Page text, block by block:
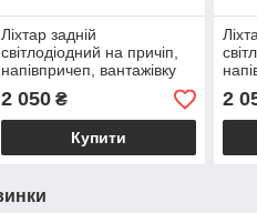
Ліхтар задній
світлодіодний на причіп,
напівпричеп, вантажівку
FRISTOM FT-370 P NT
LED правий
2 050₴
Купити
LED
2